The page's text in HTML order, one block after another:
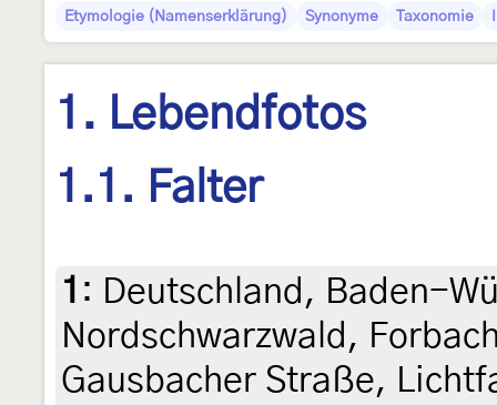
Etymologie (Namenserklärung) Synonyme Taxonomie
1. Lebendfotos
1.1. Falter
1 : Deutschland, Baden-
Nordschwarzwald,
Gausbacher Straße,